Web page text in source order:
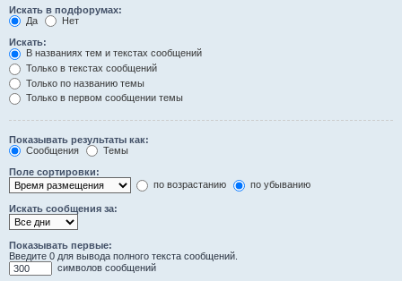
Искать в подфорумах:
Да
Нет
Искать:
В названиях тем и текстах сообщений
Только в текстах сообщений
Только по названию темы
Только в первом сообщении темы
Показывать результаты как:
Сообщения
Темы
Поле сортировки:
по возрастанию
по убыванию
Искать сообщения за:
Показывать первые:
Введите 0 для вывода полного текста сообщений.
символов сообщений